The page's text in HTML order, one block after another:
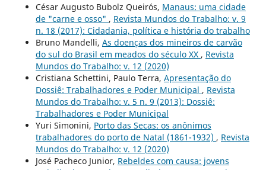
César Augusto Bubolz Queirós, Manaus: uma cidade
de "carne e osso" , Revista Mundos do Trabalho: v. 9
n. 18 (2017): Cidadania, política e história do trabalho
Bruno Mandelli, As doenças dos mineiros de carvão
do sul do Brasil em meados do século XX , Revista
Mundos do Trabalho: v. 12 (2020)
Cristiana Schettini, Paulo Terra, Apresentação do
Dossiê: Trabalhadores e Poder Municipal , Revista
Mundos do Trabalho: v. 5 n. 9 (2013): Dossiê:
Trabalhadores e Poder Municipal
Yuri Simonini, Porto das Secas: os anônimos
trabalhadores do porto de Natal (1861-1932) , Revista
Mundos do Trabalho: v. 12 (2020)
José Pacheco Junior, Rebeldes com causa: jovens